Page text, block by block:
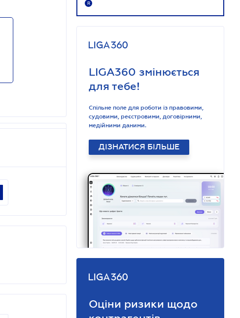
R
LIGA360 змінюється
для тебе!
Спільне поле для роботи із правовими,
судовими, реєстровими, договірними,
медійними даними.
ДІЗНАТИСЯ БІЛЬШЕ
Оціни ризики щодо